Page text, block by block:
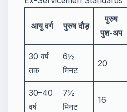
आयु वर्ग पुरुष दौड़
पुरुष
पुश-अप
30 वर्ष
तक
6½
मिनट
20
30–40
वर्ष
7½
मिनट
16